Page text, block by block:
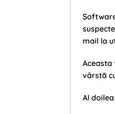
mail la
Aceasta
vârstă
Al